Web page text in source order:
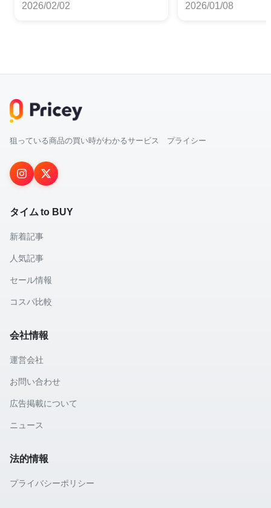
2026/02/02 2026/01/08
狙っている商品の買い時がわかるサービス プライシー
タイム to BUY
新着記事
人気記事
セール情報
コスパ比較
会社情報
運営会社
お問い合わせ
広告掲載について
ニュース
法的情報
プライバシーポリシー